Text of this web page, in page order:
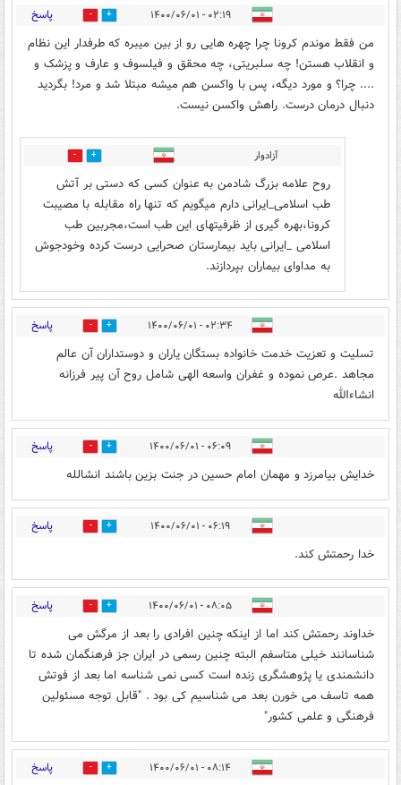
۰۲:۱۹ - ۱۴۰۰/۰۶/۰۱ 0 پاسخ
من فقط موندم کرونا چرا چهره هایی رو از بین میبره که طرفدار این نظام
و انقلاب هستن! چه سلبریتی، چه محقق و فیلسوف و عارف و پزشک و
.... چرا؟ و مورد دیگه، پس با واکسن هم میشه مبتلا شد و مرد! بگردید
دنبال درمان درست. راهش واکسن نیست.
آزادوار 0
روح علامه بزرگ شادمن به عنوان کسی که دستی بر آتش
طب اسلامی_ایرانی دارم میگویم که تنها راه مقابله با مصیبت
کرونا،بهره گیری از ظرفیتهای این طب است،مجربین طب
اسلامی _ایرانی باید بیمارستان صحرایی درست کرده وخودجوش
به مداوای بیماران بپردازند.
۰۲:۳۴ - ۱۴۰۰/۰۶/۰۱ 0 پاسخ
تسلیت و تعزیت خدمت خانواده بستگان یاران و دوستداران آن عالم
مجاهد .عرص نموده و غفران واسعه الهی شامل روح آن پیر فرزانه
انشاءالله
۰۶:۰۹ - ۱۴۰۰/۰۶/۰۱ 1 پاسخ
خدایش بیامرزد و مهمان امام حسین در جنت بزین باشند انشالله
۰۶:۱۹ - ۱۴۰۰/۰۶/۰۱ 1 پاسخ
خدا رحمتش کند.
۰۸:۰۵ - ۱۴۰۰/۰۶/۰۱ 2 پاسخ
خداوند رحمتش کند اما از اینکه چنین افرادی را بعد از مرگش می
شناسانند خیلی متاسفم البته چنین رسمی در ایران جز فرهنگمان شده تا
دانشمندی یا پژوهشگری زنده است کسی نمی شناسه اما بعد از فوتش
همه تاسف می خورن بعد می شناسیم کی بود . "قابل توجه مسئولین
فرهنگی و علمی کشور"
۰۸:۱۴ - ۱۴۰۰/۰۶/۰۱ 1 پاسخ